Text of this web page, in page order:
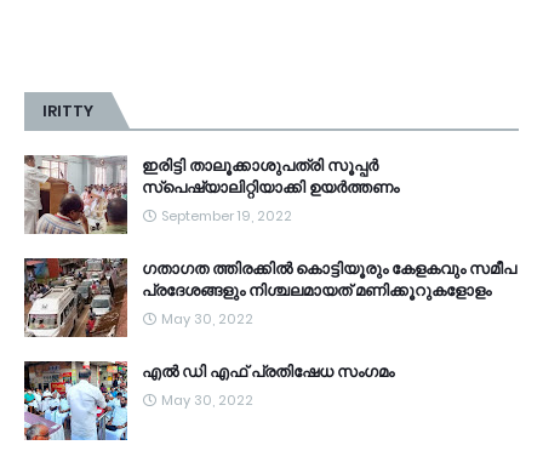
IRITTY
ഇരിട്ടി താലൂക്കാശുപത്രി സൂപ്പർ
സ്‌പെഷ്യാലിറ്റിയാക്കി ഉയർത്തണം
September 19, 2022
ഗതാഗത ത്തിരക്കിൽ കൊട്ടിയൂരും കേളകവും സമീപ
പ്രദേശങ്ങളും നിശ്ചലമായത് മണിക്കൂറുകളോളം
May 30, 2022
എൽ ഡി എഫ് പ്രതിഷേധ സംഗമം
May 30, 2022